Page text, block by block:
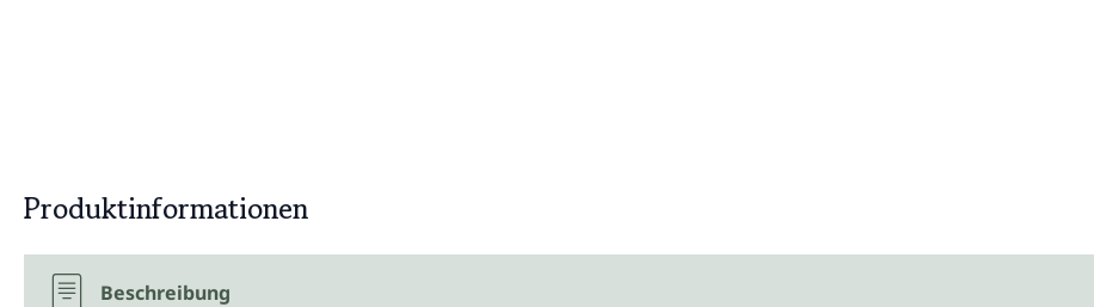
Produktinformationen
Beschreibung